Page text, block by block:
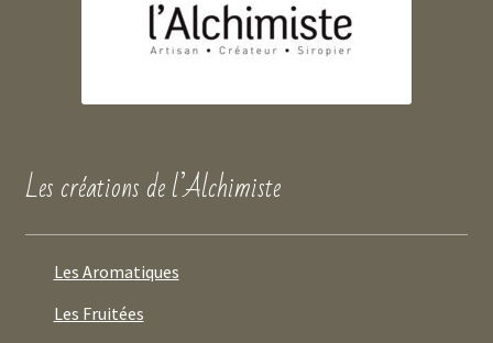
Les créations de l’Alchimiste
Les Aromatiques
Les Fruitées